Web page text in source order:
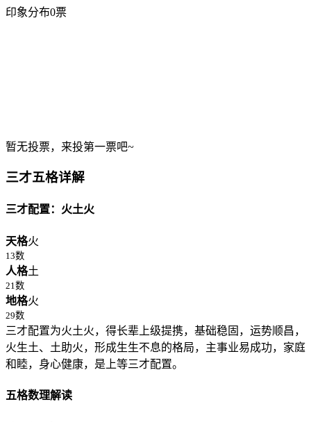
印象分布0票
暂无投票，来投第一票吧~
三才五格详解
三才配置：火土火
天格火
13数
人格土
21数
地格火
29数
三才配置为火土火，得长辈上级提携，基础稳固，运势顺昌，
火生土、土助火，形成生生不息的格局，主事业易成功，家庭
和睦，身心健康，是上等三才配置。
五格数理解读